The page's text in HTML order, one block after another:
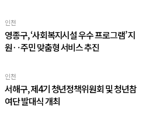
인천
영종구, ‘사회복지시설 우수 프로그램’ 지
원‥주민 맞춤형 서비스 추진
인천
서해구, 제4기 청년정책위원회 및 청년참
여단 발대식 개최